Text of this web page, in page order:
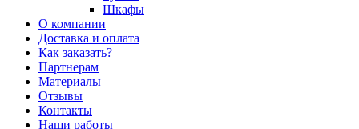
Шкафы
О компании
Доставка и оплата
Как заказать?
Партнерам
Материалы
Отзывы
Контакты
Наши работы